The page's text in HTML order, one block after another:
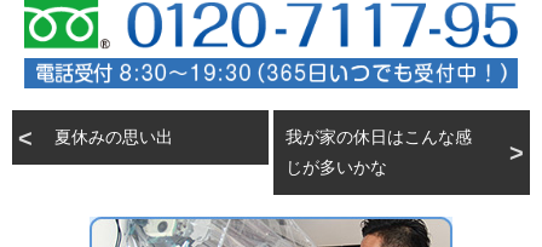
夏休みの思い出
我が家の休日はこんな感
じが多いかな